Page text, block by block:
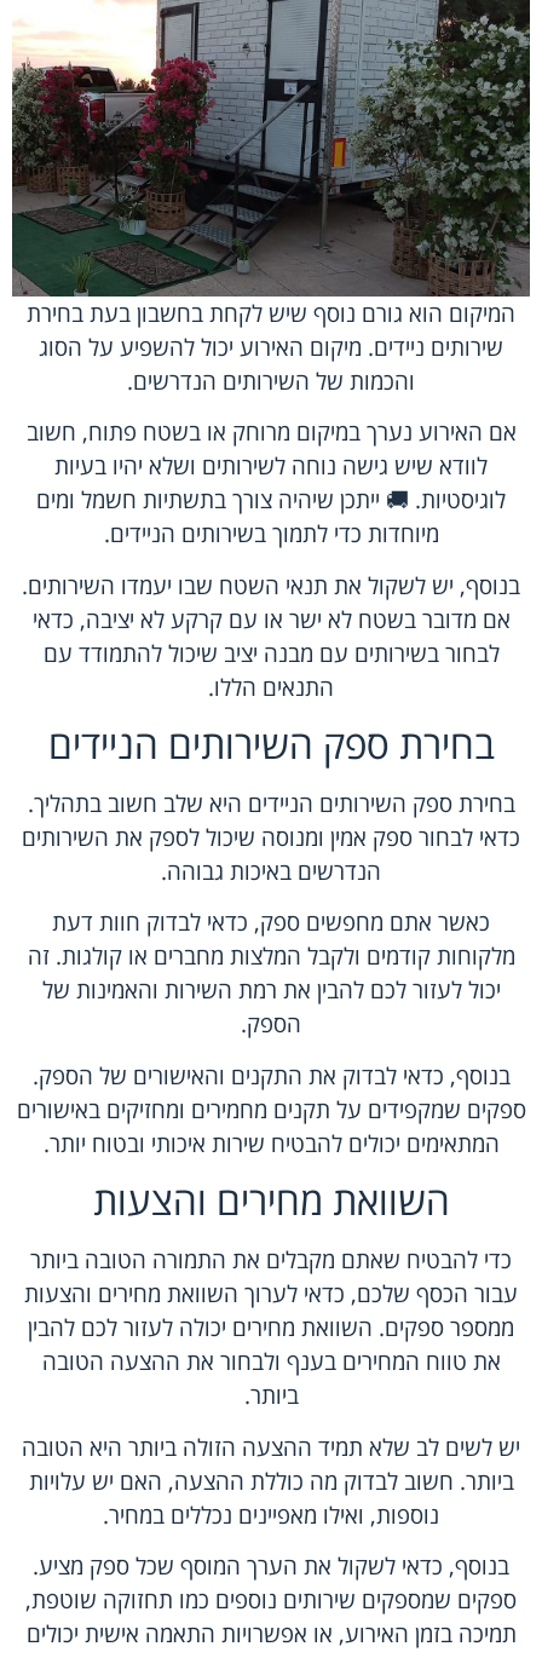
המיקום הוא גורם נוסף שיש לקחת בחשבון בעת בחירת
שירותים ניידים. מיקום האירוע יכול להשפיע על הסוג
והכמות של השירותים הנדרשים.
אם האירוע נערך במיקום מרוחק או בשטח פתוח, חשוב
לוודא שיש גישה נוחה לשירותים ושלא יהיו בעיות
לוגיסטיות. 🚚 ייתכן שיהיה צורך בתשתיות חשמל ומים
מיוחדות כדי לתמוך בשירותים הניידים.
בנוסף, יש לשקול את תנאי השטח שבו יעמדו השירותים.
אם מדובר בשטח לא ישר או עם קרקע לא יציבה, כדאי
לבחור בשירותים עם מבנה יציב שיכול להתמודד עם
התנאים הללו.
בחירת ספק השירותים הניידים
בחירת ספק השירותים הניידים היא שלב חשוב בתהליך.
כדאי לבחור ספק אמין ומנוסה שיכול לספק את השירותים
הנדרשים באיכות גבוהה.
כאשר אתם מחפשים ספק, כדאי לבדוק חוות דעת
מלקוחות קודמים ולקבל המלצות מחברים או קולגות. זה
יכול לעזור לכם להבין את רמת השירות והאמינות של
הספק.
בנוסף, כדאי לבדוק את התקנים והאישורים של הספק.
ספקים שמקפידים על תקנים מחמירים ומחזיקים באישורים
המתאימים יכולים להבטיח שירות איכותי ובטוח יותר.
השוואת מחירים והצעות
כדי להבטיח שאתם מקבלים את התמורה הטובה ביותר
עבור הכסף שלכם, כדאי לערוך השוואת מחירים והצעות
ממספר ספקים. השוואת מחירים יכולה לעזור לכם להבין
את טווח המחירים בענף ולבחור את ההצעה הטובה
ביותר.
יש לשים לב שלא תמיד ההצעה הזולה ביותר היא הטובה
ביותר. חשוב לבדוק מה כוללת ההצעה, האם יש עלויות
נוספות, ואילו מאפיינים נכללים במחיר.
בנוסף, כדאי לשקול את הערך המוסף שכל ספק מציע.
ספקים שמספקים שירותים נוספים כמו תחזוקה שוטפת,
תמיכה בזמן האירוע, או אפשרויות התאמה אישית יכולים